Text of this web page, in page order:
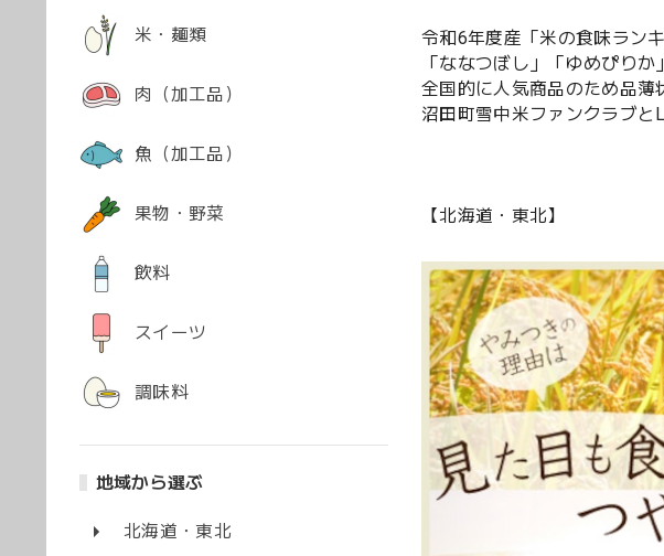
米・麺類
肉（加工品）
魚（加工品）
果物・野菜
飲料
スイーツ
調味料
地域から選ぶ
北海道・東北
令和6年度産「米の食味ラン
「ななつぼし」「ゆめぴりか」
全国的に人気商品のため品薄
沼田町雪中米ファンクラブと
【北海道・東北】